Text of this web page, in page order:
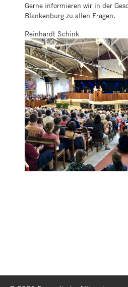
Gerne informieren wir in der
Blankenburg zu allen Fragen.
Reinhardt Schink